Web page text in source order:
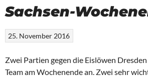
Sachsen-
25. November 2016
Zwei Partien gegen die Eislöwen
Team am Wochenende an. Zwei sehr